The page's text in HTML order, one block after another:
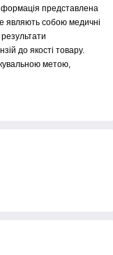
представлена
являють собою медичні
до якості товару.
метою,